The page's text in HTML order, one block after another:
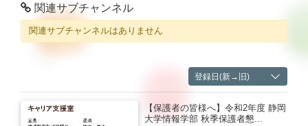
関連サブチャンネル
関連サブチャンネルはありません
登録日(新→旧)
【保護者の皆様へ】令和2年度 静岡
大学情報学部 秋季保護者懇...